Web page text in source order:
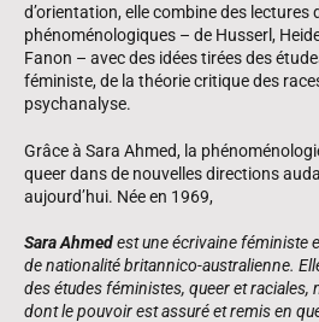
d’orientation, elle combine des lectures
phénoménologiques – de Husserl,
Fanon – avec des idées tirées des
féministe, de la théorie critique des
psychanalyse.
Grâce à Sara Ahmed, la
queer dans de nouvelles directions
aujourd’hui. Née en 1969,
Sara Ahmedest une écrivaine féministe
de nationalité britannico-australienne.
des études féministes, queer et raciales,
dont le pouvoir est assuré et remis en